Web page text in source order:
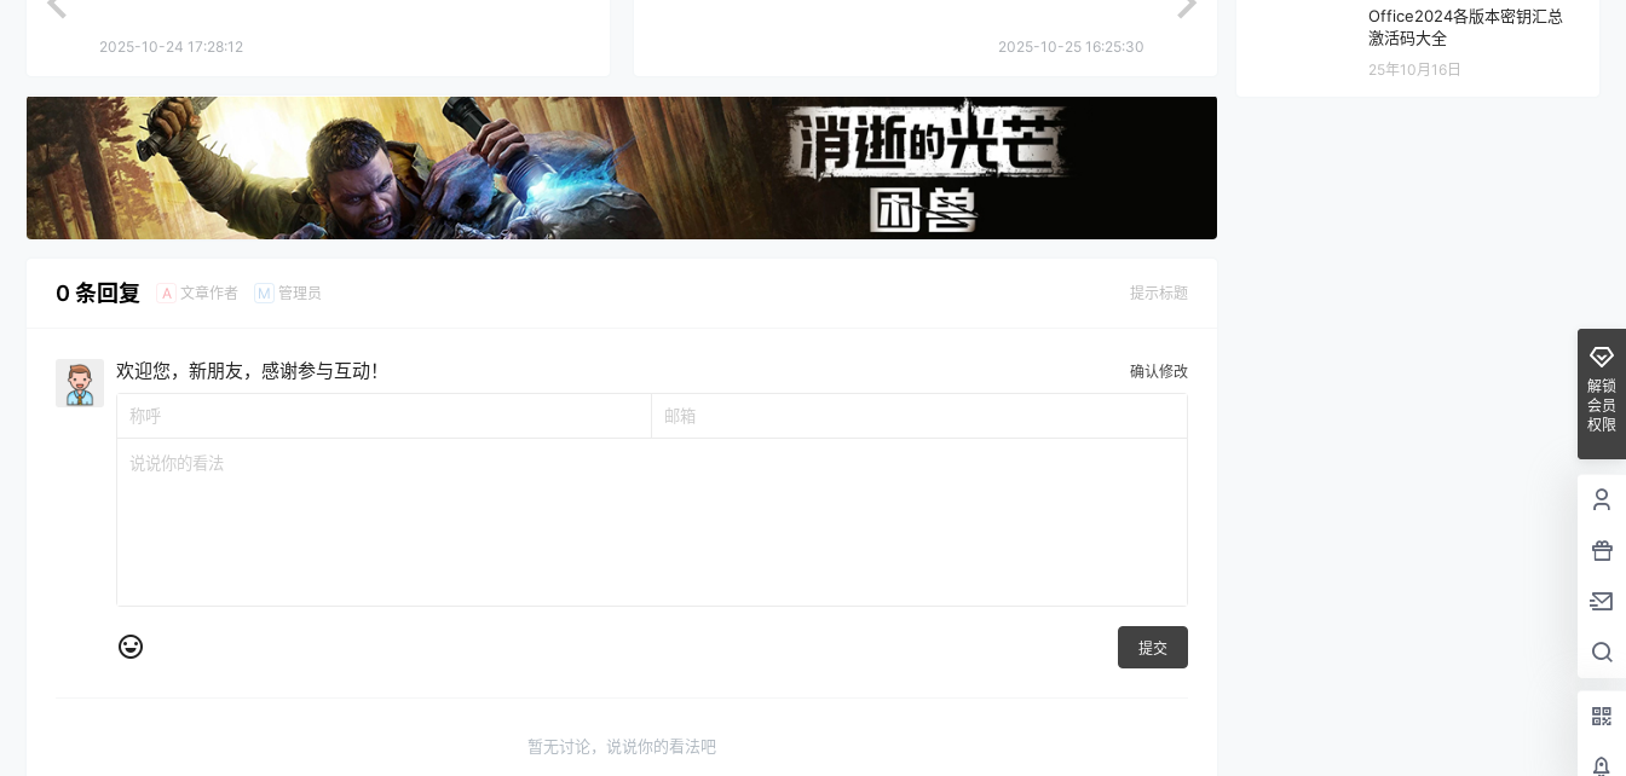
2025-10-24 17:28:12 2025-10-25 16:25:30
0 条回复 A 文章作者 M 管理员 提示标题
欢迎您，新朋友，感谢参与互动！ 确认修改
提交
暂无讨论，说说你的看法吧
Office2024各版本密钥汇总
激活码大全
25年10月16日
解锁
会员
权限